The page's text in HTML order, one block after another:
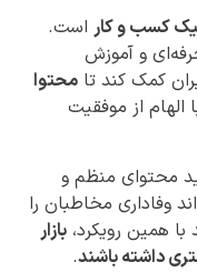
کسب و کار است.
و آموزش
کمک کند تا محتوا
الهام از موفقیت
محتوای منظم و
وفاداری مخاطبان را
همین رویکرد، بازار
داشته باشند.